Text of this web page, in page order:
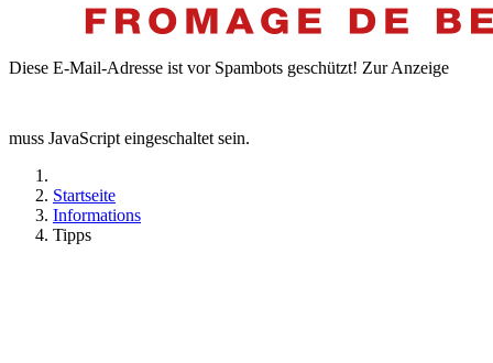
Diese E-Mail-Adresse ist vor Spambots geschützt! Zur Anzeige
muss JavaScript eingeschaltet sein.
Startseite
Informations
Tipps